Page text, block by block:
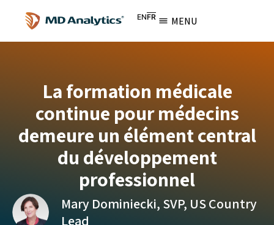
ENFR MENU
La formation médicale
continue pour médecins
demeure un élément central
du développement
professionnel
Mary Dominiecki, SVP, US Country
Lead